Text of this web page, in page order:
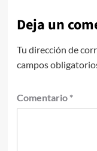
Deja un
Tu dirección de
campos
Comentario *